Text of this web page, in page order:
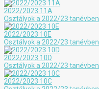
2022/2023 11A
Osztályok a 2022/23 tanévben
2022/2023 10E
Osztályok a 2022/23 tanévben
2022/2023 10D
Osztályok a 2022/23 tanévben
2022/2023 10C